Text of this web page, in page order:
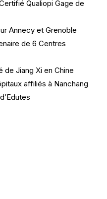
Qualiopi Gage de
Annecy et Grenoble
de 6 Centres
de Jiang Xi en Chine
affiliés à Nanchang